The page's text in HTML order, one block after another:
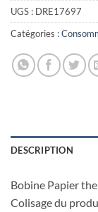
UGS : DRE17697
Catégories :
DESCRIPTION
Bobine Papier
Colisage du